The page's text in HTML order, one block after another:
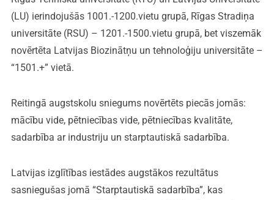
(LU) ierindojušās 1001.-1200.vietu grupā, Rīgas Stradiņa
universitāte (RSU) – 1201.-1500.vietu grupā, bet viszemāk
novērtēta Latvijas Biozinātņu un tehnoloģiju universitāte –
“1501.+” vietā.
Reitingā augstskolu sniegums novērtēts piecās jomās:
mācību vide, pētniecības vide, pētniecības kvalitāte,
sadarbība ar industriju un starptautiskā sadarbība.
Latvijas izglītības iestādes augstākos rezultātus
sasniegušas jomā “Starptautiskā sadarbība”, kas